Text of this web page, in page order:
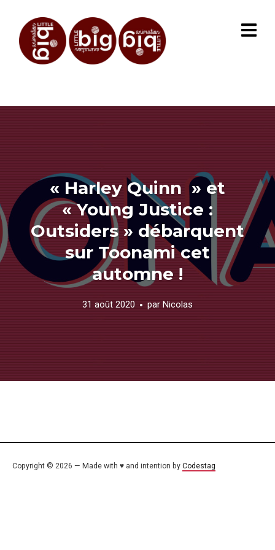
« Harley Quinn » et
« Young Justice :
Outsiders » débarquent
sur Toonami cet
automne !
31 août 2020 par Nicolas
Copyright © 2026 — Made with ♥ and intention by Codestag